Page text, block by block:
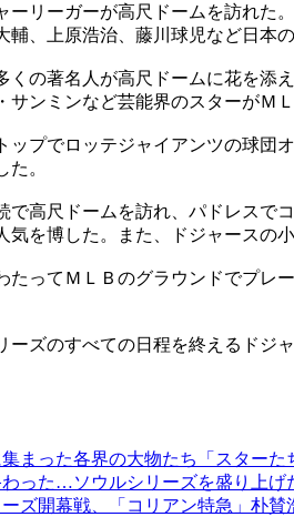
ーリーガーが高尺ドームを訪れ
輔、上原浩治、藤川球児など日本
くの著名人が高尺ドームに花を添
サンミンなど芸能界のスターがＭ
ップでロッテジャイアンツの球団
。
で高尺ドームを訪れ、パドレスで
気を博した。また、ドジャースの
たってＭＬＢのグラウンドでプレ
ーズのすべての日程を終えるドジ
まった各界の大物たち「スターた
った…ソウルシリーズを盛り上げ
ズ開幕戦、「コリアン特急」朴賛